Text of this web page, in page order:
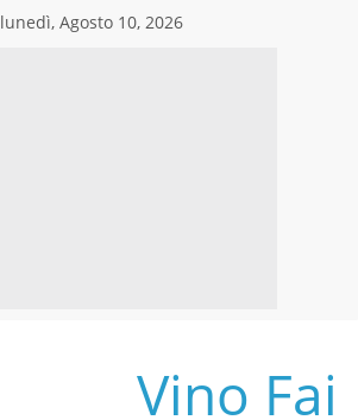
lunedì, Agosto 10, 2026
Vino Fai